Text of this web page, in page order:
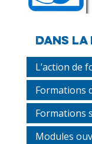
Dans la
L’action de
Formations
Formations
Modules